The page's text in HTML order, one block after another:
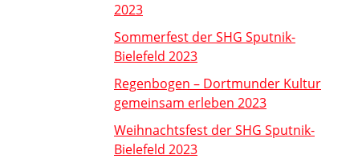
2023
Sommerfest der SHG Sputnik-
Bielefeld 2023
Regenbogen – Dortmunder Kultur
gemeinsam erleben 2023
Weihnachtsfest der SHG Sputnik-
Bielefeld 2023